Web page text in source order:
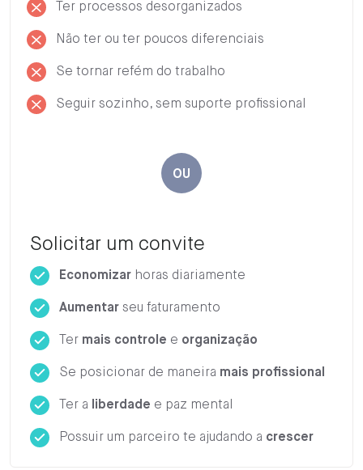
Ter processos desorganizados
Não ter ou ter poucos diferenciais
Se tornar refém do trabalho
Seguir sozinho, sem suporte profissional
OU
Solicitar um convite
Economizar horas diariamente
Aumentar seu faturamento
Ter mais controle e organização
Se posicionar de maneira mais profissional
Ter a liberdade e paz mental
Possuir um parceiro te ajudando a crescer